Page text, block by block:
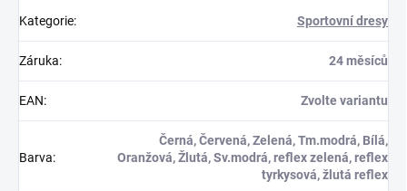
Kategorie: Sportovní dresy
Záruka: 24 měsíců
EAN: Zvolte variantu
Barva:
Černá, Červená, Zelená, Tm.modrá, Bílá,
Oranžová, Žlutá, Sv.modrá, reflex zelená, reflex
tyrkysová, žlutá reflex